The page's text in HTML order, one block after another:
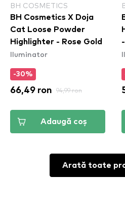
BH COSMETICS
BH Cosmetics X Doja
Cat Loose Powder
Highlighter - Rose Gold
Iluminator
-30%
66,49 ron 94,99 ron
Adaugă coș
Arată toate